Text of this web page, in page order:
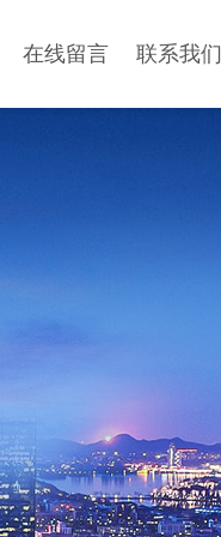
在线留言 联系我们